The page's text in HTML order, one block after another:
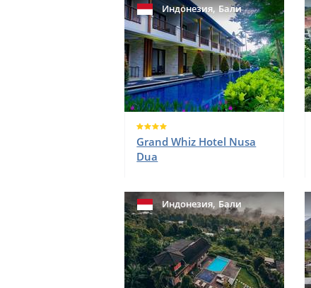
Индонезия,Бали
Grand Whiz Hotel Nusa
Dua
Индонезия, Бали